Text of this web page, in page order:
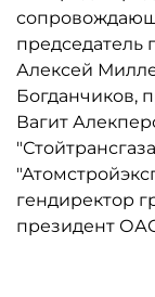
Алексей
Богданчиков,
Вагит
гендиректор
президент